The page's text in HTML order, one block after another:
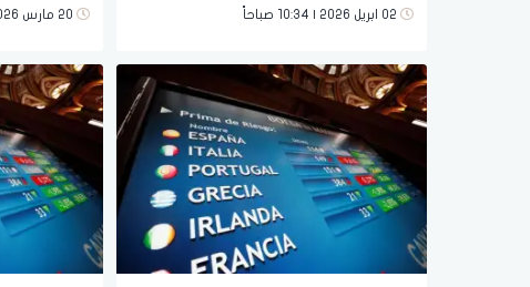
02 ابريل 2026 | 10:34 صباحاً 20 مارس 2026 | 08:47 مساءً